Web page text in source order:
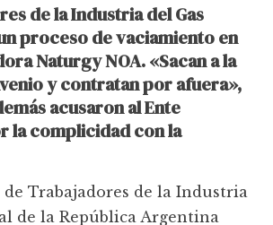
de la Industria del Gas
proceso de vaciamiento en
Naturgy NOA. «Sacan a la
y contratan por afuera»,
acusaron al Ente
la complicidad con la
de Trabajadores de la Industria
de la República Argentina